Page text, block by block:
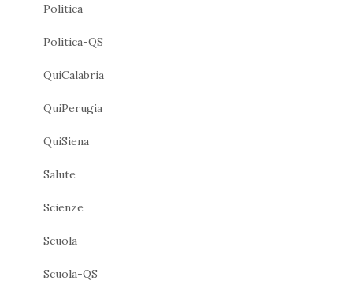
Politica
Politica-QS
QuiCalabria
QuiPerugia
QuiSiena
Salute
Scienze
Scuola
Scuola-QS